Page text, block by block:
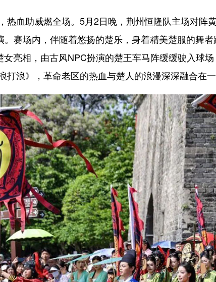
血助威燃全场。5月2日晚，荆州恒隆队主场对阵
。赛场内，伴随着悠扬的楚乐，身着精美楚服的舞
女亮相，由古风NPC扮演的楚王车马阵缓缓驶入球
打浪》，革命老区的热血与楚人的浪漫深深融合在一